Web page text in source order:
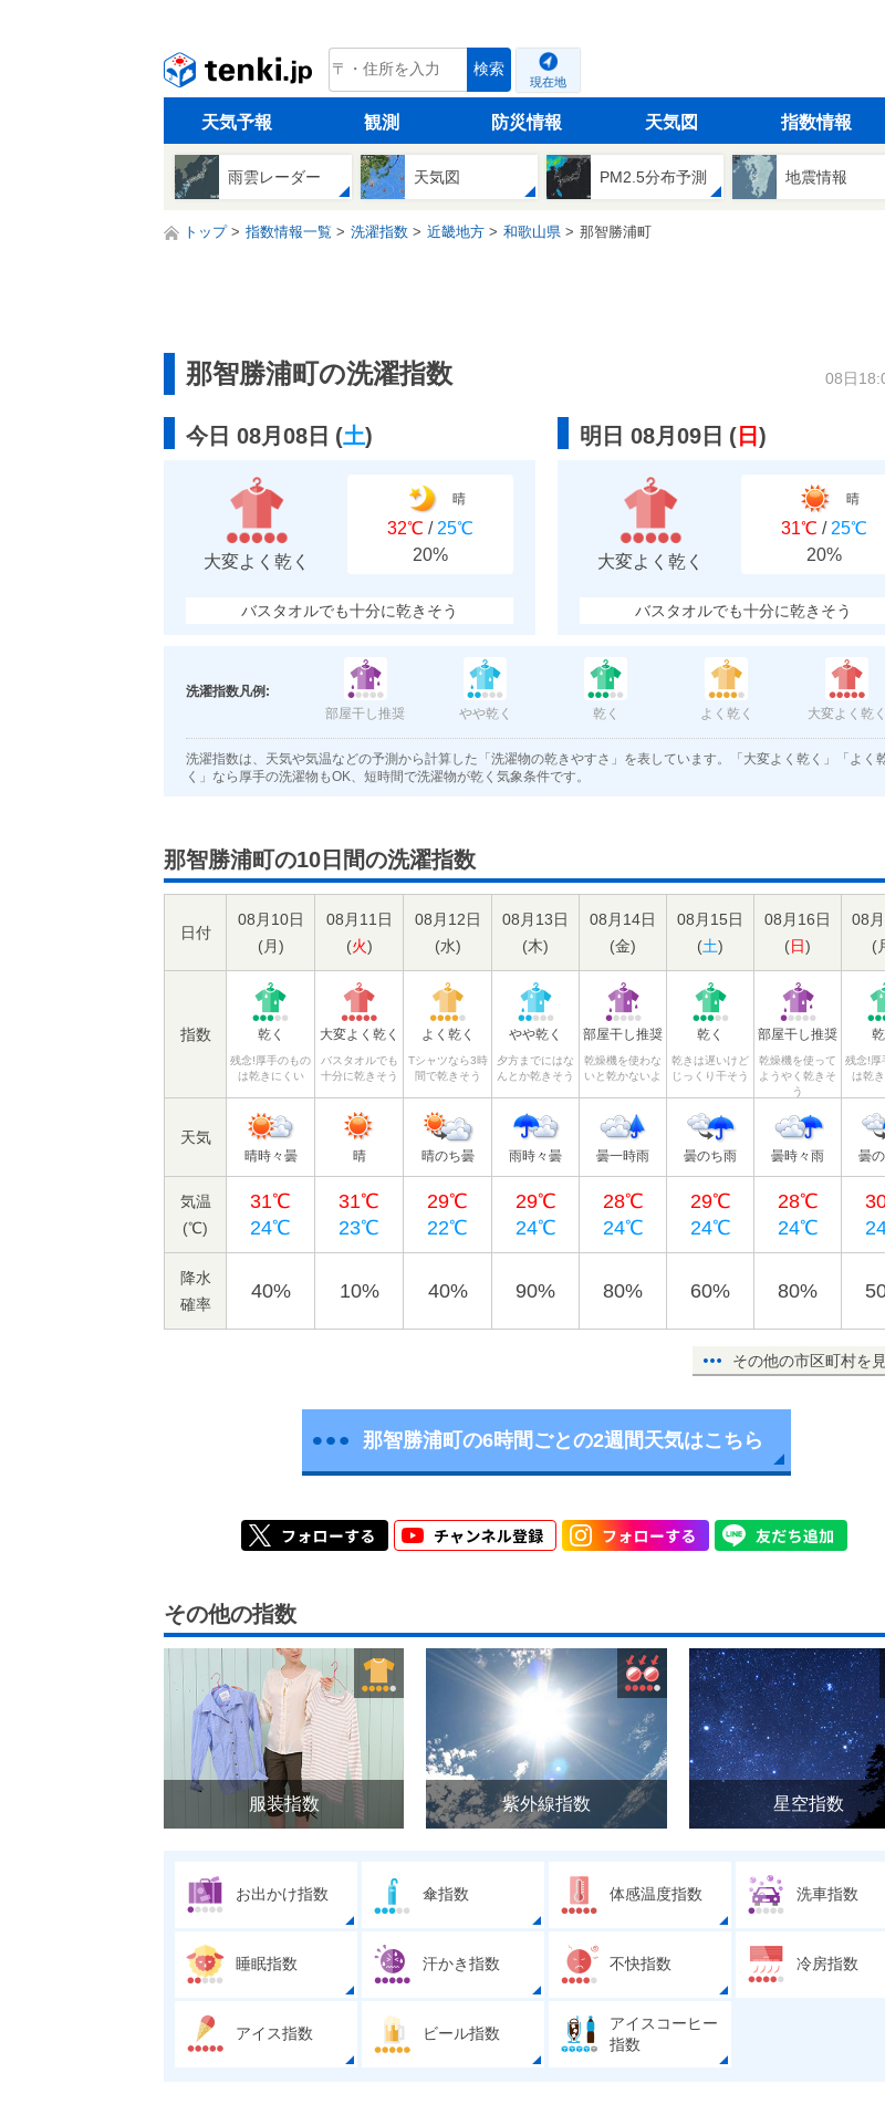
tenki.jp 検索
現在地
天気予報 観測 防災情報 天気図 指数情報
雨雲レーダー 天気図 PM2.5分布予測 地震情報
トップ 指数情報一覧 洗濯指数 近畿地方 和歌山県 那智勝浦町
那智勝浦町の洗濯指数 08日
今日 08月08日 (土)
大変よく乾く
晴
32℃ / 25℃
20%
バスタオルでも十分に乾きそう
明日 08月09日 ( 日 )
大変よく乾く
晴
31℃ / 25℃
20%
バスタオルでも十分に乾きそう
洗濯指数凡例:
部屋干し推奨
やや乾く 乾く よく乾く 大変よく乾く
洗濯指数は、天気や気温などの予測から計算した「洗濯物の乾きやすさ」を表しています。「大変よく乾く」「よく
く」なら厚手の洗濯物もOK、短時間で洗濯物が乾く気象条件です。
那智勝浦町の10日間の洗濯指数
日付
08月10日
(月)
08月11日
(火)
08月12日
(水)
08月13日
(木)
08月14日
(金)
08月15日
(土)
08月16日
(日)
08
(
指数 乾く
残念!厚手のもの
は乾きにくい
大変よく乾く
バスタオルでも
十分に乾きそう
よく乾く
Tシャツなら3時
間で乾きそう
やや乾く
夕方までにはな
んとか乾きそう
部屋干し推奨
乾燥機を使わな
いと乾かないよ
乾く
乾きは遅いけど
じっくり干そう
部屋干し推奨
乾燥機を使って
ようやく乾きそ
う
残念!厚
は乾
天気
晴時々曇 晴 晴のち曇 雨時々曇 曇一時雨 曇のち雨 曇時々雨 曇
気温
(℃)
31℃
24℃
31℃
23℃
29℃
22℃
29℃
24℃
28℃
24℃
29℃
24℃
28℃
24℃
降水
確率
40% 10% 40% 90% 80% 60% 80%
その他の市区町村を
那智勝浦町の6時間ごとの2週間天気はこちら
その他の指数
服装指数 紫外線指数 星空指数
お出かけ指数 傘指数 体感温度指数 洗車指数
睡眠指数 汗かき指数 不快指数 冷房指数
アイス指数 ビール指数
アイスコーヒー
指数